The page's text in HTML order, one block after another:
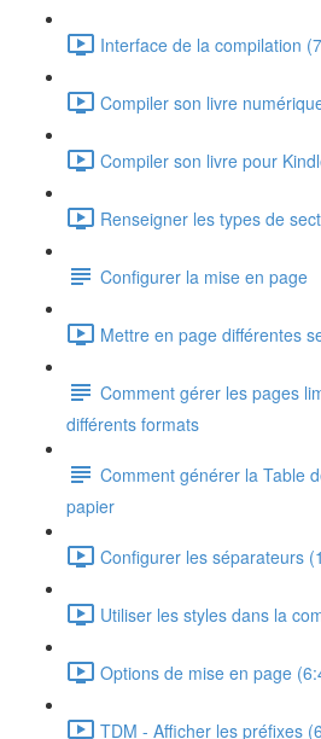
Interface de la compilation
Compiler son livre
Compiler son livre pour
Renseigner les types de
Configurer la mise en page
Mettre en page différentes
Comment gérer les pages
différents formats
Comment générer la Table
papier
Configurer les séparateurs
Utiliser les styles dans la
Options de mise en page
TDM - Afficher les préfixes